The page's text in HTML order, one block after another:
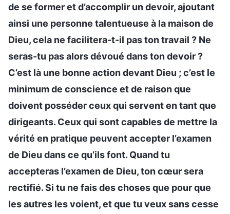
de se former et d’accomplir un devoir, ajoutant
ainsi une personne talentueuse à la maison de
Dieu, cela ne facilitera-t-il pas ton travail ? Ne
seras-tu pas alors dévoué dans ton devoir ?
C’est là une bonne action devant Dieu ; c’est le
minimum de conscience et de raison que
doivent posséder ceux qui servent en tant que
dirigeants. Ceux qui sont capables de mettre la
vérité en pratique peuvent accepter l’examen
de Dieu dans ce qu’ils font. Quand tu
accepteras l’examen de Dieu, ton cœur sera
rectifié. Si tu ne fais des choses que pour que
les autres les voient, et que tu veux sans cesse